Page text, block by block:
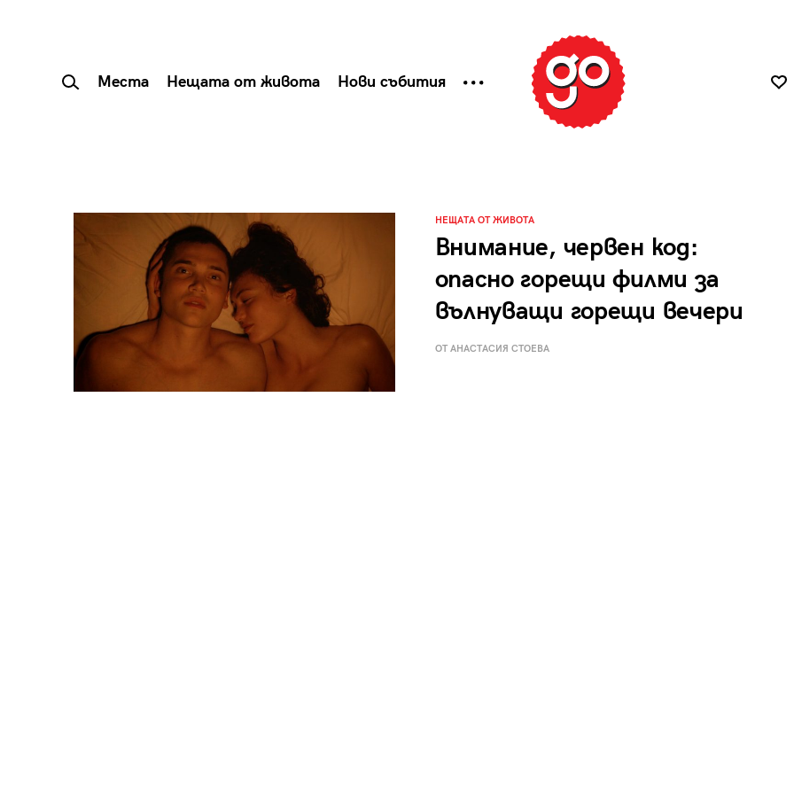
Места Нещата от живота Нови събития
НЕЩАТА ОТ ЖИВОТА
Внимание, червен код:
опасно горещи филми за
вълнуващи горещи вечери
ОТ АНАСТАСИЯ СТОЕВА